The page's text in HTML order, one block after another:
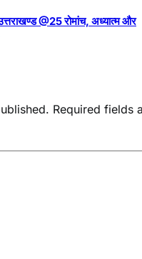
उत्तराखण्ड @25 रोमांच, अध्यात्म और
Required fields